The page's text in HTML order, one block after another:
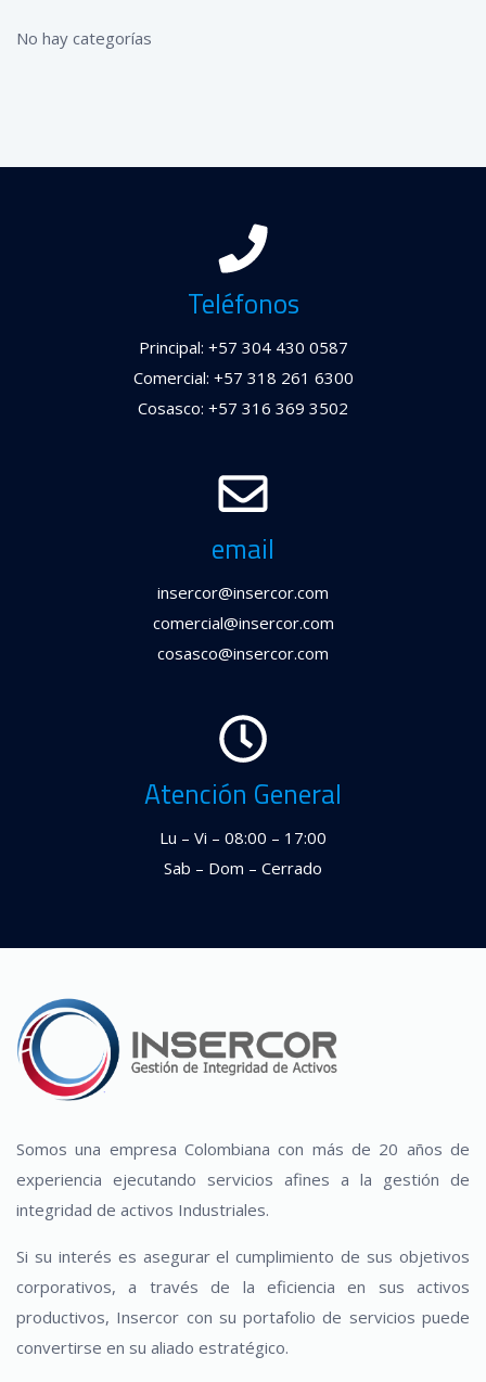
No hay categorías
Teléfonos
Principal: +57 304 430 0587
Comercial: +57 318 261 6300
Cosasco: +57 316 369 3502
email
insercor@insercor.com
comercial@insercor.com
cosasco@insercor.com
Atención General
Lu – Vi – 08:00 – 17:00
Sab – Dom – Cerrado
Somos una empresa Colombiana con más de 20 años de
experiencia ejecutando servicios afines a la gestión de
integridad de activos Industriales.
Si su interés es asegurar el cumplimiento de sus objetivos
corporativos, a través de la eficiencia en sus activos
productivos, Insercor con su portafolio de servicios puede
convertirse en su aliado estratégico.